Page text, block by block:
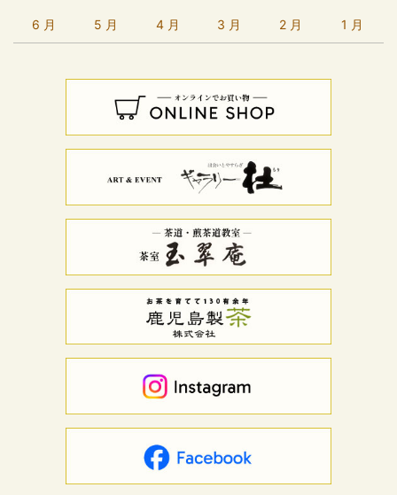
6 月 5 月 4 月 3 月 2 月 1 月